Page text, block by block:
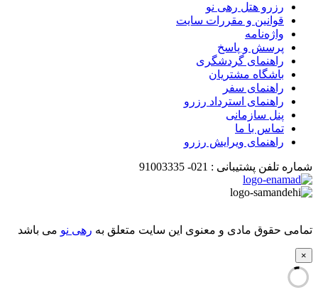
رزرو هتل رهی نو
قوانین و مقررات سایت
واژه‌نامه
پرسش و پاسخ
راهنمای گردشگری
باشگاه مشتریان
راهنمای سفر
راهنمای استرداد رزرو
پنل سازمانی
تماس با ما
راهنمای ویرایش رزرو
شماره تلفن پشتیبانی : 021-
91003335
تمامی حقوق مادی و معنوی این سایت متعلق به رهی نو می باشد
×